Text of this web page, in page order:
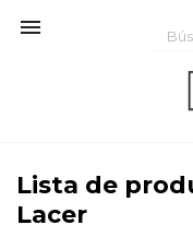

Lista de
Lacer